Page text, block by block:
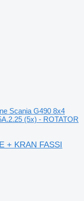
Scania G490 8x4
(5x) - ROTATOR
+ KRAN FASSI